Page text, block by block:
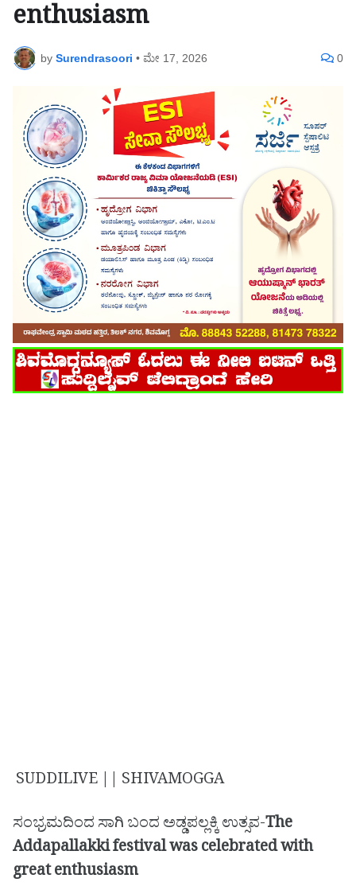
enthusiasm
by Surendrasoori • ಮೇ 17, 2026 0
SUDDILIVE || SHIVAMOGGA
ಸಂಭ್ರಮದಿಂದ ಸಾಗಿ ಬಂದ ಅಡ್ಡಪಲ್ಲಕ್ಕಿ ಉತ್ಸವ-The
Addapallakki festival was celebrated with
great enthusiasm